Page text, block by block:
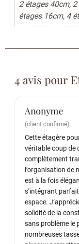
2 étages 40cm,
étages 16cm, 4
4 avis pour
Anonyme
(client confirmé) –
Cette étagère
véritable coup de
complètement
l’organisation de
est à la fois
s’intégrant
espace.
solidité de la
sans problème le
nombreuses